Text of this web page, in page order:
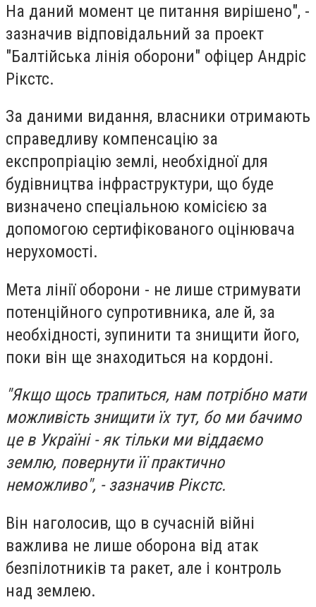
На даний момент це питання вирішено", -
зазначив відповідальний за проект
"Балтійська лінія оборони" офіцер Андріс
Рікстс.
За даними видання, власники отримають
справедливу компенсацію за
експропріацію землі, необхідної для
будівництва інфраструктури, що буде
визначено спеціальною комісією за
допомогою сертифікованого оцінювача
нерухомості.
Мета лінії оборони - не лише стримувати
потенційного супротивника, але й, за
необхідності, зупинити та знищити його,
поки він ще знаходиться на кордоні.
"Якщо щось трапиться, нам потрібно мати
можливість знищити їх тут, бо ми бачимо
це в Україні - як тільки ми віддаємо
землю, повернути її практично
неможливо", - зазначив Рікстс.
Він наголосив, що в сучасній війні
важлива не лише оборона від атак
безпілотників та ракет, але і контроль
над землею.